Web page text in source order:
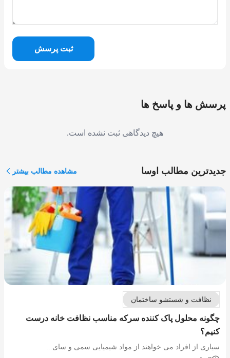
ثبت پرسش
پرسش ها و پاسخ ها
هیچ دیدگاهی ثبت نشده است.
جدیدترین مطالب اوسا مشاهده مطالب بیشتر
نظافت و شستشو ساختمان
چگونه محلول پاک کننده سرکه مناسب نظافت خانه درست
کنیم؟
سیاری از افراد می خواهند از مواد شیمیایی سمی و سای...